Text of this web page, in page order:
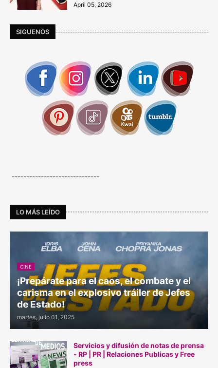
April 05, 2026
SIGUENOS
------------------------------
LO MÁS LEÍDO
CINE
¡Prepárate para el caos, el combate y el
carisma en el explosivo tráiler de Jefes
de Estado!
martes, julio 01, 2025
Servicios y difusión de notas de prensa
- RP | PR | Relaciones Publicas y Free
press